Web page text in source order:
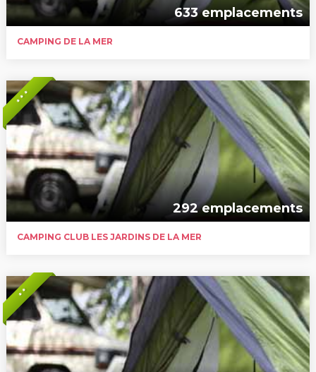
633 emplacements
CAMPING DE LA MER
* * *
292 emplacements
CAMPING CLUB LES JARDINS DE LA MER
* *